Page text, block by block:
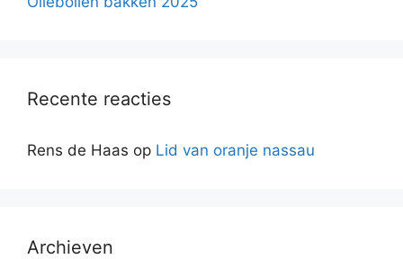
Recente reacties
Rens de Haas op Lid van oranje nassau
Archieven